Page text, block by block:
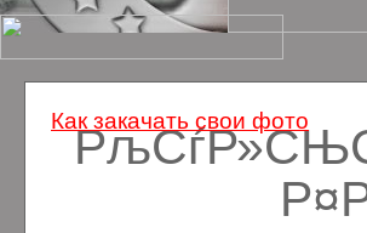
Как закачать свои фото